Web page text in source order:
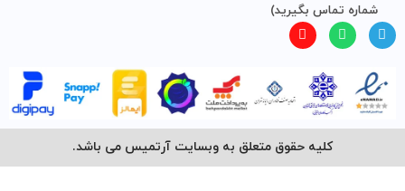
شماره تماس بگیرید)
کلیه حقوق متعلق به وبسایت آرتمیس می باشد.